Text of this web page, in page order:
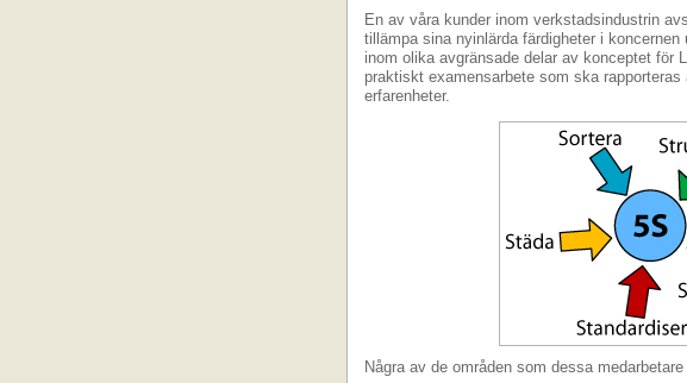
En av våra kunder inom verkstadsindustrin
tillämpa sina nyinlärda färdigheter i koncernen
inom olika avgränsade delar av konceptet för
praktiskt examensarbete som ska
erfarenheter.
Några av de områden som dessa